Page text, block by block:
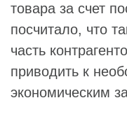
товара за счет
посчитало, что
часть
приводить к
экономическим